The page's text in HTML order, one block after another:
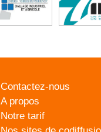
Contactez-nous
A propos
Notre tarif